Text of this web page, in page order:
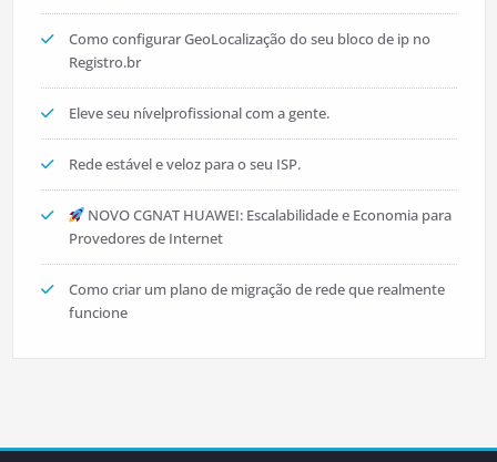
Como configurar GeoLocalização do seu bloco de ip no
Registro.br
Eleve seu nívelprofissional com a gente.
Rede estável e veloz para o seu ISP.
NOVO CGNAT HUAWEI: Escalabilidade e Economia para
Provedores de Internet
Como criar um plano de migração de rede que realmente
funcione